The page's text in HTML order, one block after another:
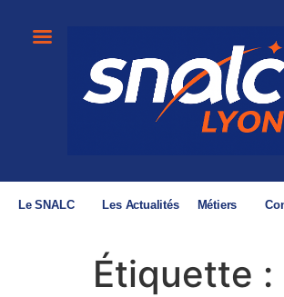
Le SNALC Les Actualités Métiers
Étiquette :